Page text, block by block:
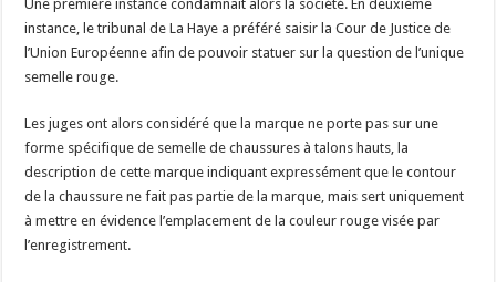
Une première instance condamnait alors la société. En deuxième
instance, le tribunal de La Haye a préféré saisir la Cour de Justice de
l’Union Européenne afin de pouvoir statuer sur la question de l’unique
semelle rouge.
Les juges ont alors considéré que la marque ne porte pas sur une
forme spécifique de semelle de chaussures à talons hauts, la
description de cette marque indiquant expressément que le contour
de la chaussure ne fait pas partie de la marque, mais sert uniquement
à mettre en évidence l’emplacement de la couleur rouge visée par
l’enregistrement.